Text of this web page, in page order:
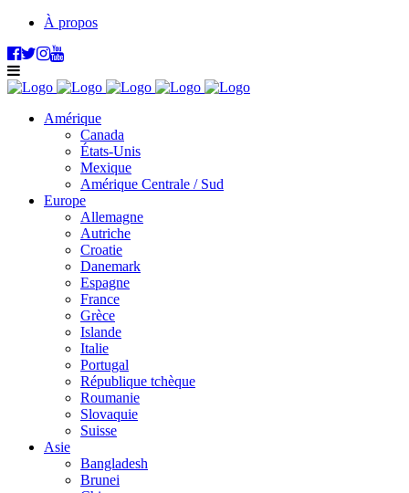
À propos
Amérique
Canada
États-Unis
Mexique
Amérique Centrale / Sud
Europe
Allemagne
Autriche
Croatie
Danemark
Espagne
France
Grèce
Islande
Italie
Portugal
République tchèque
Roumanie
Slovaquie
Suisse
Asie
Bangladesh
Brunei